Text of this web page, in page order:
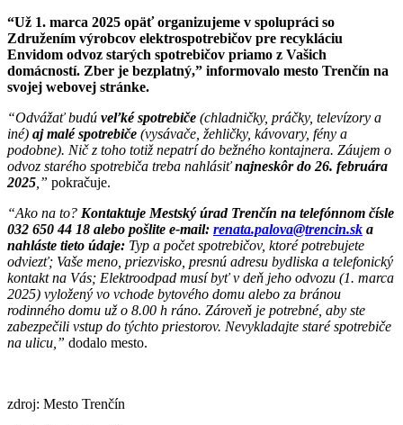
“Už 1. marca 2025 opäť organizujeme v spolupráci so
Združením výrobcov elektrospotrebičov pre recykláciu
Envidom odvoz starých spotrebičov priamo z Vašich
domácností. Zber je bezplatný,” informovalo mesto Trenčín na
svojej webovej stránke.
“Odvážať budú veľké spotrebiče (chladničky, práčky, televízory a
iné) aj malé spotrebiče (vysávače, žehličky, kávovary, fény a
podobne). Nič z toho totiž nepatrí do bežného kontajnera. Záujem o
odvoz starého spotrebiča treba nahlásiťnajneskôr do 26. februára
2025 ,” pokračuje.
“Ako na to? Kontaktuje Mestský úrad Trenčín na telefónnom čísle
032 650 44 18 alebo pošlite e-mail: renata.palova@trencin.sk a
nahláste tieto údaje: Typ a počet spotrebičov, ktoré potrebujete
odviezť; Vaše meno, priezvisko, presnú adresu bydliska a telefonický
kontakt na Vás; Elektroodpad musí byť v deň jeho odvozu (1. marca
2025) vyložený vo vchode bytového domu alebo za bránou
rodinného domu už o 8.00 h ráno. Zároveň je potrebné, aby ste
zabezpečili vstup do týchto priestorov. Nevykladajte staré spotrebiče
na ulicu,” dodalo mesto.
zdroj: Mesto Trenčín